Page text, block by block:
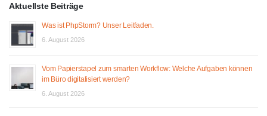
Aktuellste Beiträge
Was ist PhpStorm? Unser Leitfaden.
6. August 2026
Vom Papierstapel zum smarten Workflow: Welche Aufgaben können
im Büro digitalisiert werden?
6. August 2026